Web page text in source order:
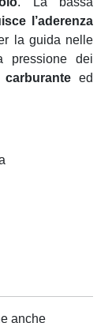
l’aderenza
la guida nelle
pressione dei
ed
anche